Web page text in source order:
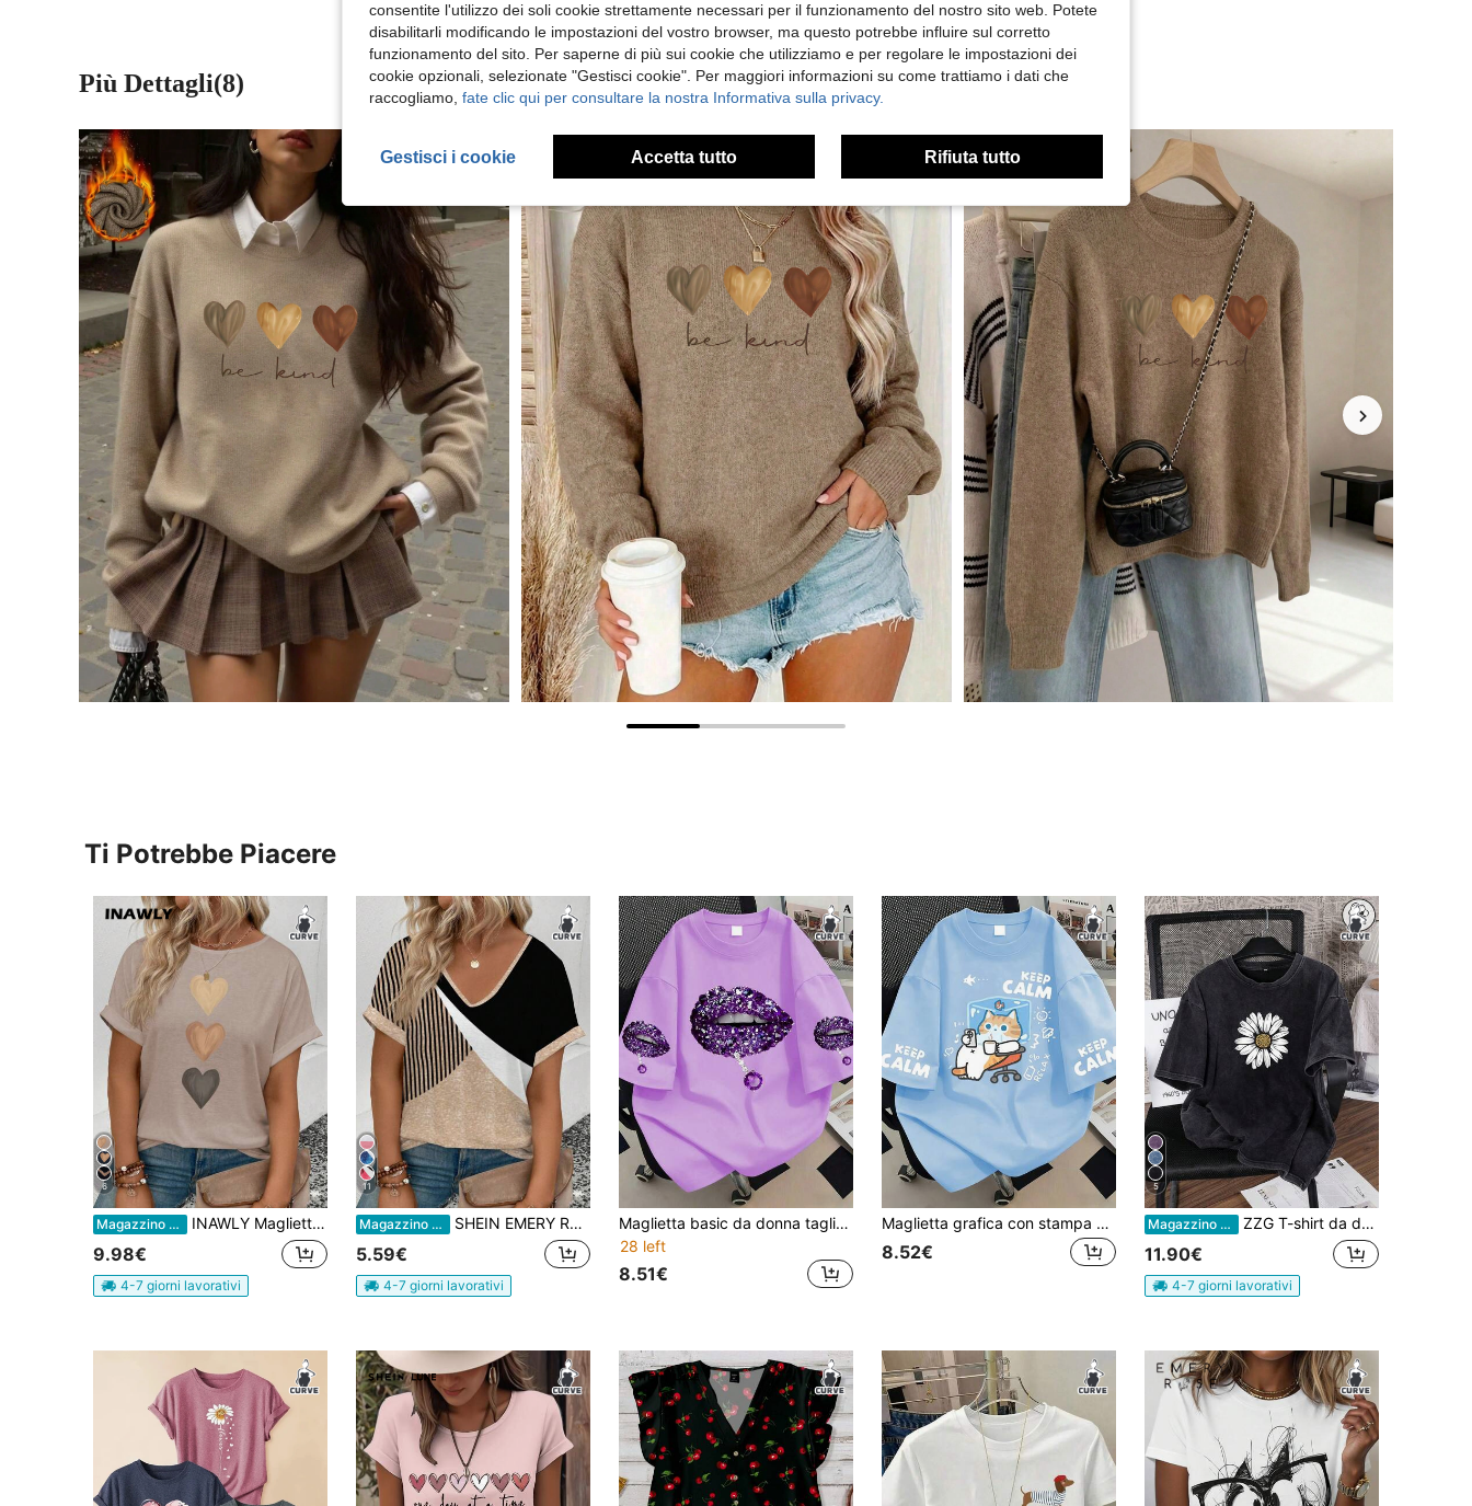
Più Dettagli(8)
Ti Potrebbe Piacere
6
Magazzino EU INAWLY Maglietta casual da donna con scollo a equipaggio, maniche corte, polsino arrotolato, stampa a cuore sfumato, taglie comode, best seller
9.98€
4-7 giorni lavorativi
11
Magazzino EU SHEIN EMERY ROSE CURVE Nuova maglietta maglietta donna oversize a maniche corte, scollo a V, con stampa e design a pannelli
5.59€
4-7 giorni lavorativi
Maglietta basic da donna taglie forti stile retrò street con stampa "labbra", top ampio casual estivo.
28 left
8.51€
Maglietta grafica con stampa di gatto e lettere, girocollo, taglie forti, top casual estivo da donna, maniche corte con stampa alla moda. Adatto per vacanze estive, abbigliamento da spiaggia, abbigliamento da vacanza, abbigliamento primaverile, abbigliamento per San Valentino, abbigliamento da carnevale, adatto per uso quotidiano, uscite, gite, festival, spiaggia, feste, compleanni, spiaggia, raduni, balli, scuola, festival musicali, vacanze, pendolarismo, fitness, matrimoni, Capodanno, top primaverile, estate da donna, festival da donna
8.52€
5
Magazzino EU ZZG T-shirt da donna in cotone estiva, stile hip-hop divertente con stampa "Fiore di margherita", comoda e casual in stile retrò, chic coreano versatile nello stile Y2K, vestibilità morbida, collo rotondo nero, maniche corte, taglia oversize, lavata
11.90€
4-7 giorni lavorativi
consentite l'utilizzo dei soli cookie strettamente necessari per il funzionamento del nostro sito web. Potete
disabilitarli modificando le impostazioni del vostro browser, ma questo potrebbe influire sul corretto
funzionamento del sito. Per saperne di più sui cookie che utilizziamo e per regolare le impostazioni dei
cookie opzionali, selezionate "Gestisci cookie". Per maggiori informazioni su come trattiamo i dati che
raccogliamo, fate clic qui per consultare la nostra Informativa sulla privacy.
Gestisci i cookie Accetta tutto Rifiuta tutto